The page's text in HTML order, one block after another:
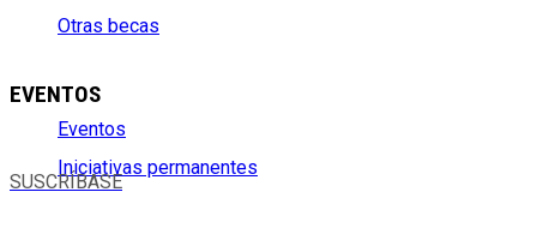
Otras becas
EVENTOS
Eventos
Iniciativas permanentes
SUSCRÍBASE